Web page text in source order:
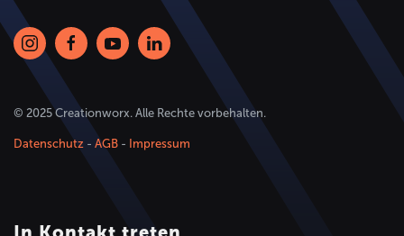
© 2025 Creationworx. Alle Rechte vorbehalten.
Datenschutz - AGB - Impressum